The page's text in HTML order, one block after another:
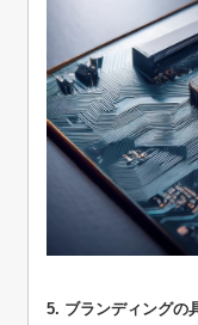
5. ブランディングの